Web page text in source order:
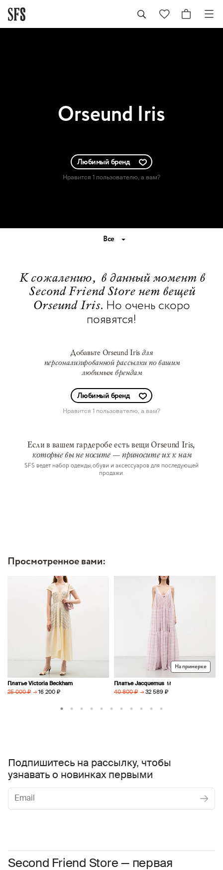
Orseund Iris
Любимый бренд
Нравится 1 пользователю, а вам?
Все
К сожалению, в данный момент в
Second Friend Store нет вещей
Orseund Iris. Но очень скоро
появятся!
Добавьте Orseund Iris для
персонализированной рассылки по вашим
любимым брендам
Любимый бренд
Нравится 1 пользователю, а вам?
Если в вашем гардеробе есть вещи Orseund Iris,
которые вы не носите — приносите их к нам
SFS ведет набор одежды, обуви и аксессуаров для последующей
продажи.
Просмотренное вами:
Платье Victoria Beckham
25 000 ₽ → 16 200 ₽
На примерке
Платье Jacquemus M
40 800 ₽ → 32 589 ₽
Second Friend Store — первая
Подпишитесь на рассылку, чтобы
узнавать о новинках первыми
Соглашаюсь с условиями Пользовательского соглашения